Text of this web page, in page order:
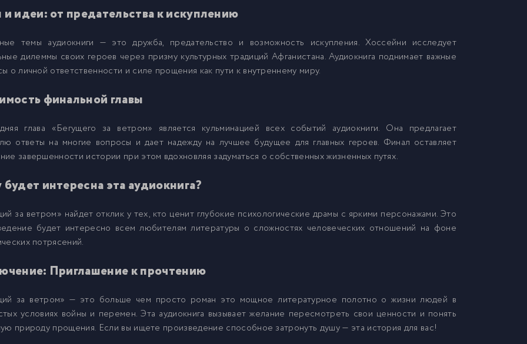
идеи: от предательства к искуплению
темы аудиокниги — это дружба, предательство и возможность искупления. Хоссейни исследует
дилеммы своих героев через призму культурных традиций Афганистана. Аудиокнига поднимает важные
о личной ответственности и силе прощения как пути к внутреннему миру.
финальной главы
глава «Бегущего за ветром» является кульминацией всех событий аудиокниги. Она предлагает
ответы на многие вопросы и дает надежду на лучшее будущее для главных героев. Финал оставляет
завершенности истории при этом вдохновляя задуматься о собственных жизненных путях.
интересна эта аудиокнига?
за ветром» найдет отклик у тех, кто ценит глубокие психологические драмы с яркими персонажами. Это
будет интересно всем любителям литературы о сложностях человеческих отношений на фоне
потрясений.
Приглашение к прочтению
за ветром» — это больше чем просто роман это мощное литературное полотно о жизни людей в
условиях войны и перемен. Эта аудиокнига вызывает желание пересмотреть свои ценности и понять
природу прощения. Если вы ищете произведение способное затронуть душу — эта история для вас!